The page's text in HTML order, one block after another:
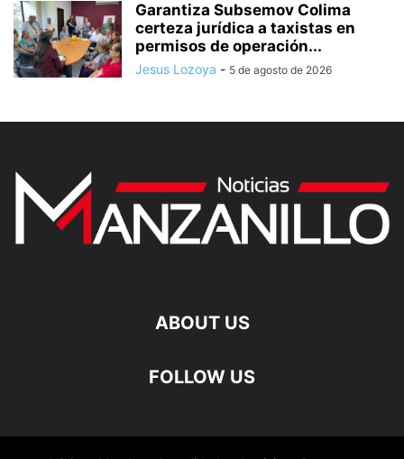
Garantiza Subsemov Colima
certeza jurídica a taxistas en
permisos de operación...
Jesus Lozoya - 5 de agosto de 2026
ABOUT US
FOLLOW US